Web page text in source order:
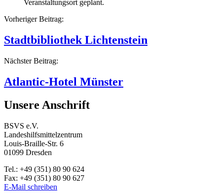
Veranstaltungsort geplant.
Beitragsnavigation
Vorheriger Beitrag:
Stadtbibliothek Lichtenstein
Nächster Beitrag:
Atlantic-Hotel Münster
Unsere Anschrift
BSVS e.V.
Landeshilfsmittelzentrum
Louis-Braille-Str. 6
01099 Dresden
Tel.: +49 (351) 80 90 624
Fax: +49 (351) 80 90 627
E-Mail schreiben